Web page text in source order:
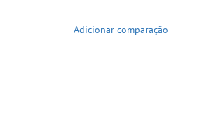
Adicionar comparação